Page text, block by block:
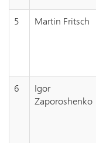
5 Martin Fritsch
6
Igor
Zaporoshenko